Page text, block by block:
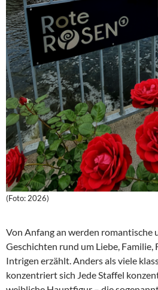
(Foto: 2026)
Von Anfang an werden romantische
Geschichten rund um Liebe, Familie,
Intrigen erzählt. Anders als viele
konzentriert sich Jede Staffel